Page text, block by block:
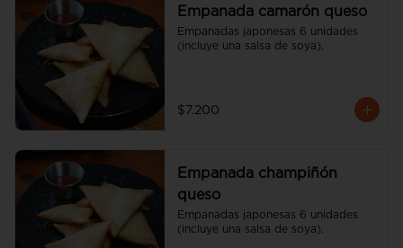
Empanada camarón queso
Empanadas japonesas 6 unidades
(incluye una salsa de soya).
$7.200
Empanada champiñón
queso
Empanadas japonesas 6 unidades
(incluye una salsa de soya).